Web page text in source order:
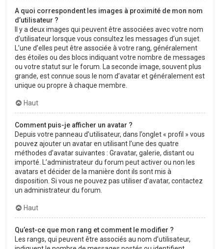
A quoi correspondent les images à proximité de mon nom
d’utilisateur ?
Il y a deux images qui peuvent être associées avec votre nom
d’utilisateur lorsque vous consultez les messages d’un sujet.
L’une d’elles peut être associée à votre rang, généralement
des étoiles ou des blocs indiquant votre nombre de messages
ou votre statut sur le forum. La seconde image, souvent plus
grande, est connue sous le nom d’avatar et généralement est
unique ou propre à chaque membre.
Haut
Comment puis-je afficher un avatar ?
Depuis votre panneau d’utilisateur, dans l’onglet « profil » vous
pouvez ajouter un avatar en utilisant l’une des quatre
méthodes d’avatar suivantes : Gravatar, galerie, distant ou
importé. L’administrateur du forum peut activer ou non les
avatars et décider de la manière dont ils sont mis à
disposition. Si vous ne pouvez pas utiliser d’avatar, contactez
un administrateur du forum.
Haut
Qu’est-ce que mon rang et comment le modifier ?
Les rangs, qui peuvent être associés au nom d’utilisateur,